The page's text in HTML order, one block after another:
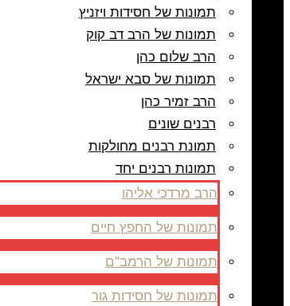
תמונות של חסידות ויזניץ
תמונות של הרב דב קוק
הרב שלום כהן
תמונות של סבא ישראל
הרב זמיר כהן
רבנים שונים
תמונת רבנים מחולקות
תמונות רבנים יחד
הרב מרדכי אליהו
תמונות של החפץ חיים
תמונות של הרמב"ם
תמונות של חסידות גור